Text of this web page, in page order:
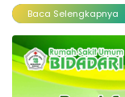
Baca Selengkapnya